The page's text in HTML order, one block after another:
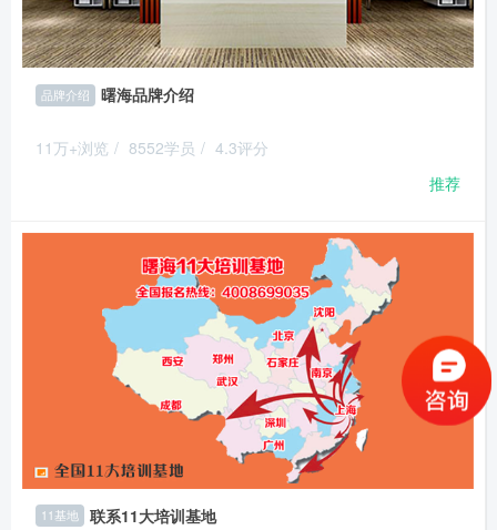
品牌介绍 曙海品牌介绍
11万+浏览 / 8552学员 / 4.3评分
推荐
11基地 联系11大培训基地